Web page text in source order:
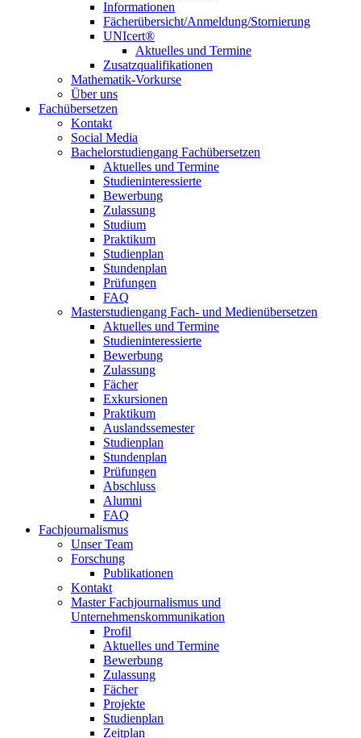
Informationen
Fächerübersicht/Anmeldung/Stornierung
UNIcert®
Aktuelles und Termine
Zusatzqualifikationen
Mathematik-Vorkurse
Über uns
Fachübersetzen
Kontakt
Social Media
Bachelorstudiengang Fachübersetzen
Aktuelles und Termine
Studieninteressierte
Bewerbung
Zulassung
Studium
Praktikum
Studienplan
Stundenplan
Prüfungen
FAQ
Masterstudiengang Fach- und Medienübersetzen
Aktuelles und Termine
Studieninteressierte
Bewerbung
Zulassung
Fächer
Exkursionen
Praktikum
Auslandssemester
Studienplan
Stundenplan
Prüfungen
Abschluss
Alumni
FAQ
Fachjournalismus
Unser Team
Forschung
Publikationen
Kontakt
Master Fachjournalismus und
Unternehmenskommunikation
Profil
Aktuelles und Termine
Bewerbung
Zulassung
Fächer
Projekte
Studienplan
Zeitplan